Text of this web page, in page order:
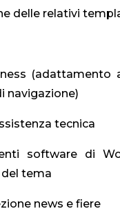
delle relativi
(adattamento
navigazione)
tecnica
software di
tema
news e fiere